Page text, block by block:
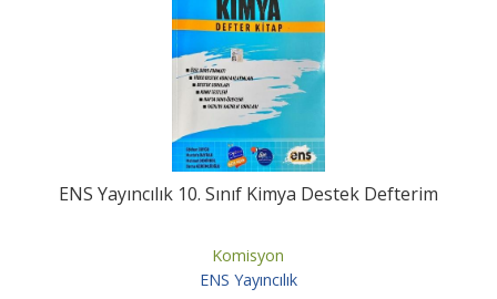
ENS Yayıncılık 10. Sınıf Kimya Destek Defterim
Komisyon
ENS Yayıncılık